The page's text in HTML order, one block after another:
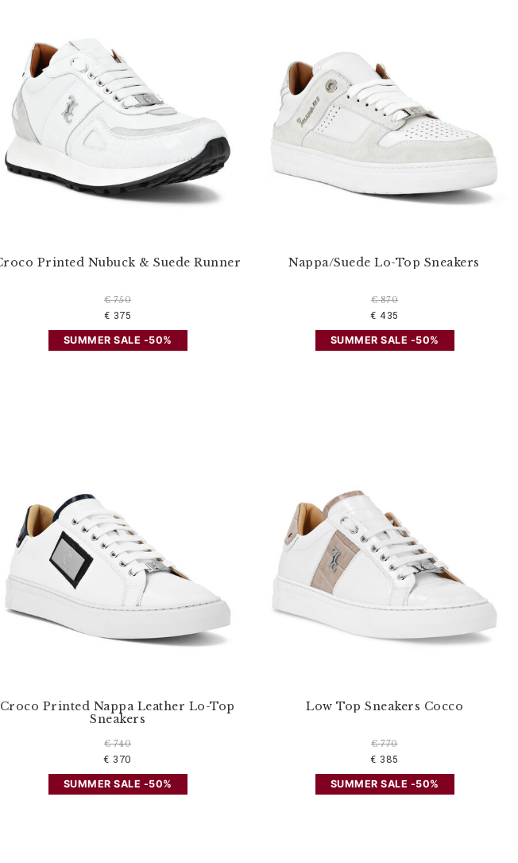
Printed Nubuck & Suede Runner
€ 750
€ 375
SUMMER SALE -50%
Nappa/Suede Lo-Top Sneakers
€ 870
€ 435
SUMMER SALE -50%
Croco Printed Nappa Leather Lo-Top
Sneakers
€ 740
€ 370
SUMMER SALE -50%
Low Top Sneakers Cocco
€ 770
€ 385
SUMMER SALE -50%